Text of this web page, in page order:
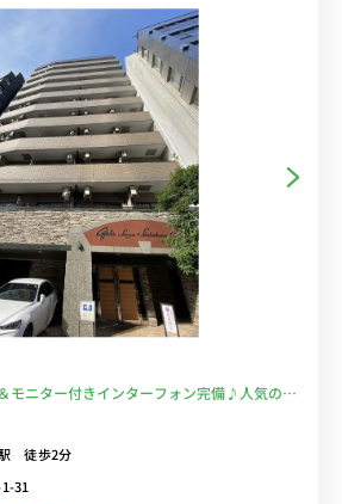
モニター付きインターフォン完備♪人気のバ
なお部屋♪■都営三田線「芝公園駅」徒歩2
」「大門駅」も徒歩圏内で多数の路線の利
安レンタル中！
徒歩2分
31